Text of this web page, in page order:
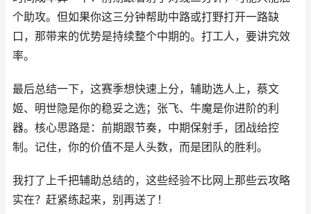
个助攻。但如果你这三分钟帮助中路或打野打开一路缺
口，那带来的优势是持续整个中期的。打工人，要讲究效
率。
最后总结一下，这赛季想快速上分，辅助选人上，蔡文
姬、明世隐是你的稳妥之选；张飞、牛魔是你进阶的利
器。核心思路是：前期跟节奏，中期保射手，团战给控
制。记住，你的价值不是人头数，而是团队的胜利。
我打了上千把辅助总结的，这些经验不比网上那些云攻略
实在？赶紧练起来，别再送了！